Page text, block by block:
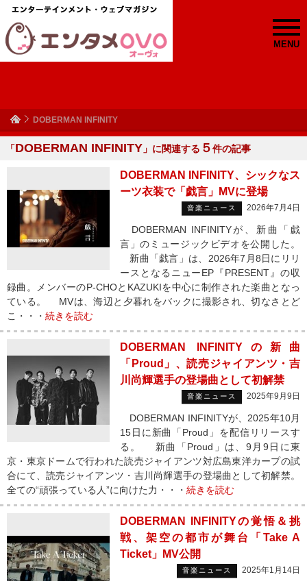
MENU
DOBERMAN INFINITY
「DOBERMAN INFINITY 」に関連する ５件の記事
DOBERMAN INFINITY、シックなス
ーツ衣装で「戯言」MVに登場
音楽ニュース 2026年7月4日
DOBERMAN INFINITYが、新曲「戯
言」のミュージックビデオを公開した。
新曲「戯言」は、2026年7月8日にリリ
ースとなるニューEP『PRESENT』の収
録曲。メンバーのP-CHOとKAZUKIを中心に制作された楽曲となっ
ている。 MVは、海辺と夕暮れをバックに撮影され、切なさとど
こ・・・ 続きを読む
DOBERMAN INFINITYの新曲
「Proud」、読売ジャイアンツ・吉
川尚輝選手の登場曲として初解禁
音楽ニュース 2025年9月9日
DOBERMAN INFINITYが、2025年10月
15日に新曲「Proud」を配信リリースす
る。 新曲「Proud」は、9月9日に東
京・東京ドームで行われた読売ジャイアンツ対広島東洋カープの試
合にて、読売ジャイアンツ・吉川尚輝選手の登場曲として初解禁。
全ての“頑張っている人”に向けた力・・・ 続きを読む
DOBERMAN INFINITYの覚悟＆挑
戦、架空の都市が舞台「Take A
Ticket」MV公開
音楽ニュース 2025年1月14日